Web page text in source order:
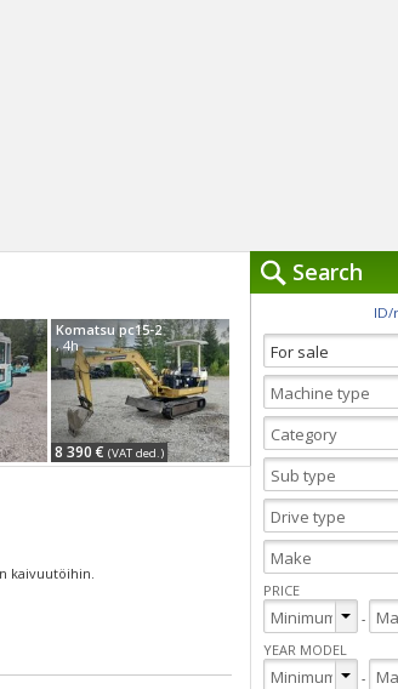
Komatsu pc15-2
, 4h
8 390 € (VAT ded.)
kaivuutöihin.
Search
Clear
ID/
PRICE
-
YEAR MODEL
-